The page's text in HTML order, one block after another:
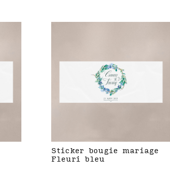
Sticker bougie mariage
Fleuri bleu